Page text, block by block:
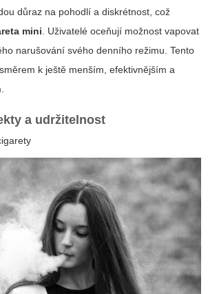
důraz na pohodlí a diskrétnost, což
mini . Uživatelé oceňují možnost vapovat
narušování svého denního režimu. Tento
k ještě menším, efektivnějším a
a udržitelnost